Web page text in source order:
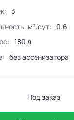
3
м³/сут:
0.6
180 л
без ассенизатора
Под заказ